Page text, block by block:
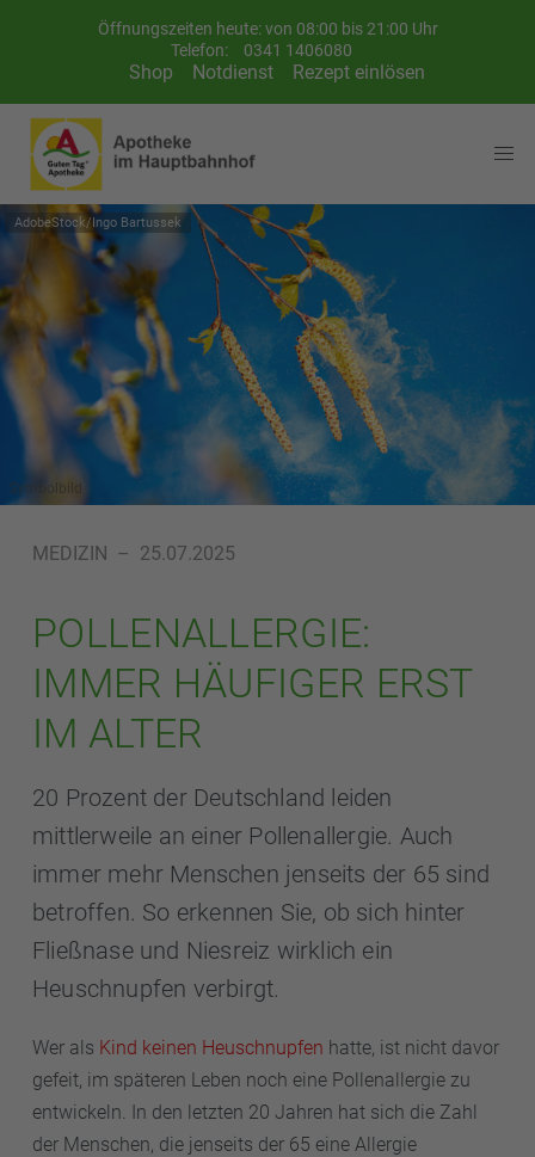
Öffnungszeiten heute: von 08:00 bis 21:00 Uhr
Telefon:
0341 1406080
Shop Notdienst Rezept einlösen
AdobeStock/Ingo Bartussek
Symbolbild
MEDIZIN – 25.07.2025
POLLENALLERGIE:
IMMER HÄUFIGER ERST
IM ALTER
20 Prozent der Deutschland leiden
mittlerweile an einer Pollenallergie. Auch
immer mehr Menschen jenseits der 65 sind
betroffen. So erkennen Sie, ob sich hinter
Fließnase und Niesreiz wirklich ein
Heuschnupfen verbirgt.
Wer als Kind keinen Heuschnupfen hatte, ist nicht davor
gefeit, im späteren Leben noch eine Pollenallergie zu
entwickeln. In den letzten 20 Jahren hat sich die Zahl
der Menschen, die jenseits der 65 eine Allergie